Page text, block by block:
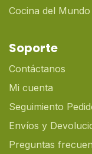
Cocina del Mundo
Soporte
Contáctanos
Mi cuenta
Seguimiento
Envíos y
Preguntas